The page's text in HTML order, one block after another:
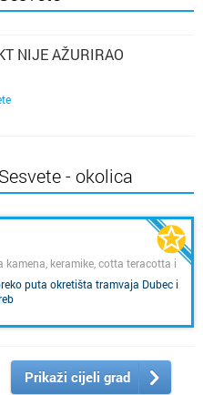
NIJE AŽURIRAO
- okolica
kamena, keramike, cotta teracotta i
puta okretišta tramvaja Dubec i
Prikaži cijeli grad